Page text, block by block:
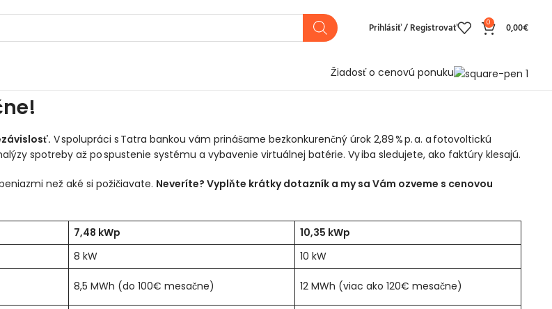
Prihlásiť / Registrovať 0 0,00€
Žiadosť o cenovú ponuku
V spolupráci s Tatra bankou vám prinášame bezkonkurenčný úrok 2,89 % p. a. a fotovoltickú
spotreby až po spustenie systému a vybavenie virtuálnej batérie. Vy iba sledujete, ako faktúry klesajú.
než aké si požičiavate. Neveríte? Vyplňte krátky dotazník a my sa Vám ozveme s cenovou
7,48 kWp
10,35 kWp
8 kW
10 kW
8,5 MWh (do 100€ mesačne) 12 MWh (viac ako 120€ mesačne)